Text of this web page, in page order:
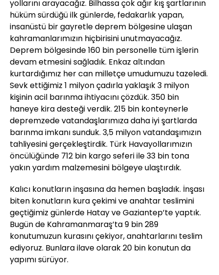
yollarını arayacağız. Bilhassa çok ağır kış şartlarının
hüküm sürdüğü ilk günlerde, fedakarlık yapan,
insanüstü bir gayretle deprem bölgesine ulaşan
kahramanlarımızın hiçbirisini unutmayacağız.
Deprem bölgesinde 160 bin personelle tüm işlerin
devam etmesini sağladık. Enkaz altından
kurtardığımız her can milletçe umudumuzu tazeledi.
Sevk ettiğimiz 1 milyon çadırla yaklaşık 3 milyon
kişinin acil barınma ihtiyacını çözdük. 350 bin
haneye kira desteği verdik. 215 bin konteynerle
depremzede vatandaşlarımıza daha iyi şartlarda
barınma imkanı sunduk. 3,5 milyon vatandaşımızın
tahliyesini gerçekleştirdik. Türk Havayollarımızın
öncülüğünde 712 bin kargo seferi ile 33 bin tona
yakın yardım malzemesini bölgeye ulaştırdık.
Kalıcı konutların inşasına da hemen başladık. İnşası
biten konutların kura çekimi ve anahtar teslimini
geçtiğimiz günlerde Hatay ve Gaziantep’te yaptık.
Bugün de Kahramanmaraş’ta 9 bin 289
konutumuzun kurasını çekiyor, anahtarlarını teslim
ediyoruz. Bunlara ilave olarak 20 bin konutun da
yapımı sürüyor.